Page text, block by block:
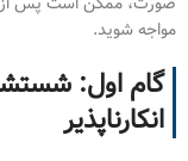
مواجه شوید.
گام اول:
انکارناپذیر